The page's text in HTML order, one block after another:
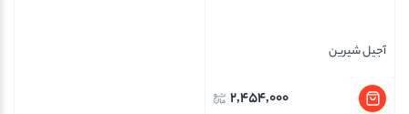
آجیل شیرین
2,454,000